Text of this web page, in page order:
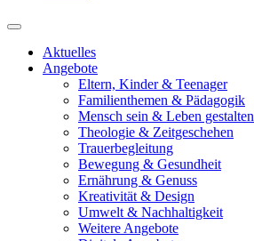
Aktuelles
Angebote
Eltern, Kinder & Teenager
Familienthemen & Pädagogik
Mensch sein & Leben gestalten
Theologie & Zeitgeschehen
Trauerbegleitung
Bewegung & Gesundheit
Ernährung & Genuss
Kreativität & Design
Umwelt & Nachhaltigkeit
Weitere Angebote